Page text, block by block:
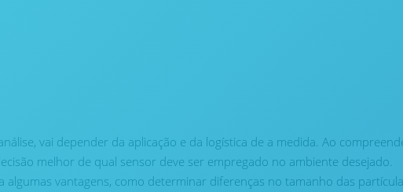
vai depender da aplicação e da logística de a medida. Ao
melhor de qual sensor deve ser empregado no ambiente desejado.
algumas vantagens, como determinar diferenças no tamanho das